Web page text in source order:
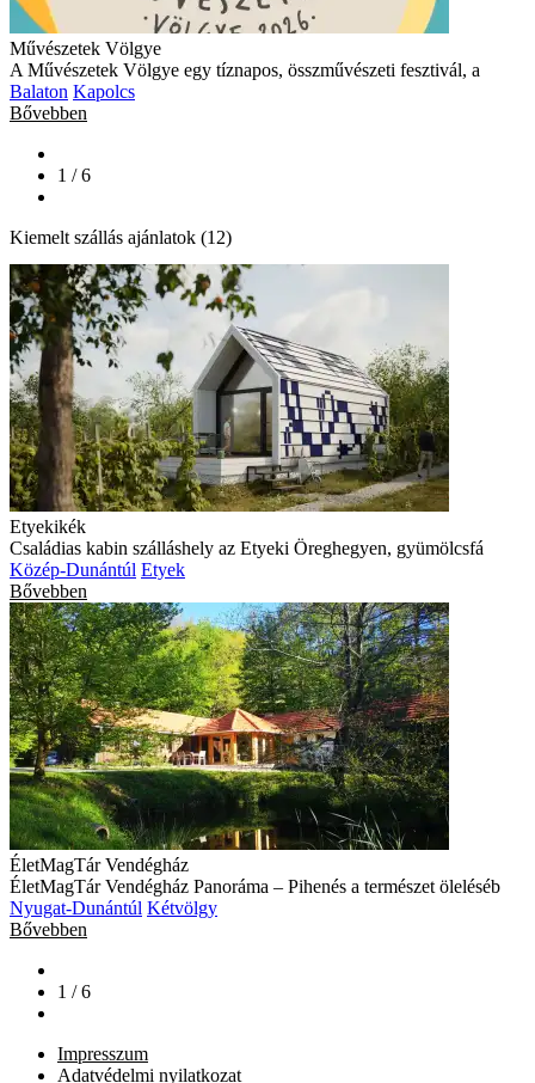
Művészetek Völgye
A Művészetek Völgye egy tíznapos, összművészeti fesztivál, a
Balaton Kapolcs
Bővebben
1 / 6
Kiemelt szállás ajánlatok (12)
Etyekikék
Családias kabin szálláshely az Etyeki Öreghegyen, gyümölcsfá
Közép-Dunántúl Etyek
Bővebben
ÉletMagTár Vendégház
ÉletMagTár Vendégház Panoráma – Pihenés a természet öleléséb
Nyugat-Dunántúl Kétvölgy
Bővebben
1 / 6
Impresszum
Adatvédelmi nyilatkozat